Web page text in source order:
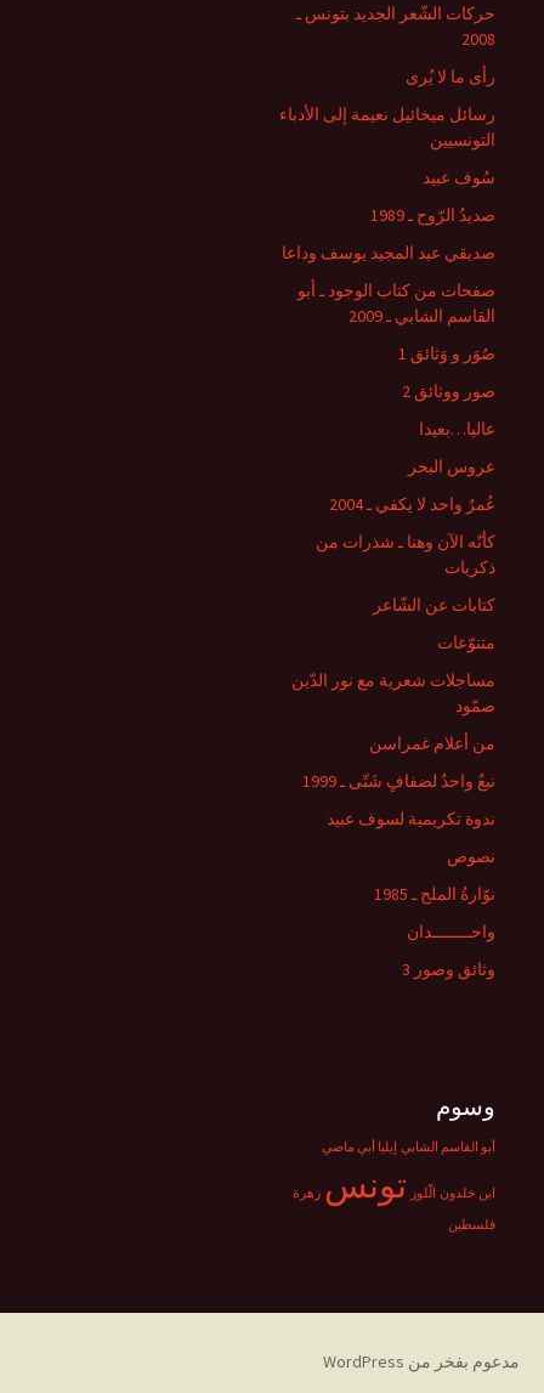
حركات الشّعر الجديد بتونس ـ
2008
رأى ما لا يُرى
رسائل ميخائيل نعيمة إلى الأدباء
التونسيين
سُوف عبيد
صديدُ الرّوح ـ 1989
صديقي عبد المجيد يوسف وداعا
صفحات من كتاب الوجود ـ أبو
القاسم الشابي ـ 2009
صُوَر و وَثائق 1
صور ووثائق 2
عاليا…بعيدا
عروس البحر
عُمرٌ واحد لا يكفي ـ 2004
كأنّه الآن وهنا ـ شذرات من
ذكريات
كتابات عن الشّاعر
متنوّعات
مساجلات شعرية مع نور الدّين
صمّود
من أعلام غمراسن
نبعٌ واحدٌ لضفافٍ شَتّى ـ 1999
ندوة تكريمية لسوف عبيد
نصوص
نوّارةُ الملح ـ 1985
واحــــــــدان
وثائق وصور 3
وسوم
أبو القاسم الشابي إيليا أبي ماضي
ابن خلدون الّلوز تونس زهرة
فلسطين
مدعوم بفخر من WordPress